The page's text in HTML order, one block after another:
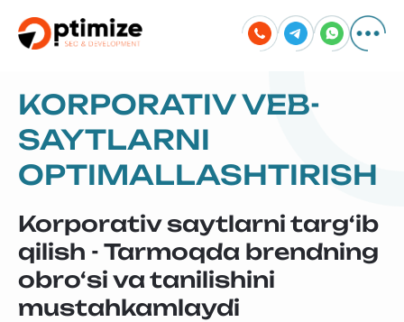
KORPORATIV VEB-
SAYTLARNI
OPTIMALLASHTIRISH
Korporativ saytlarni targ‘ib
qilish - Tarmoqda brendning
obro‘si va tanilishini
mustahkamlaydi